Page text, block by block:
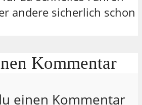
andere sicherlich schon
Kommentar
einen Kommentar